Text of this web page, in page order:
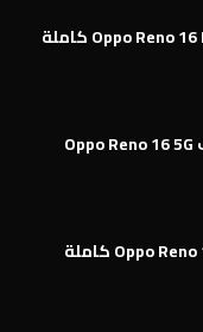
مواصفات وميزات هاتف Oppo Reno 16 5G